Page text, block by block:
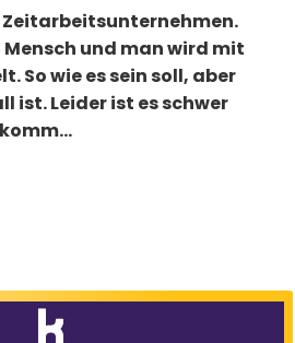
und man wird mit
So wie es sein soll, aber
ist. Leider ist es schwer
...